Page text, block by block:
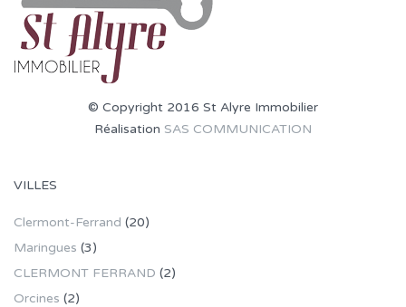
© Copyright 2016 St Alyre Immobilier
Réalisation SAS COMMUNICATION
VILLES
Clermont-Ferrand (20)
Maringues (3)
CLERMONT FERRAND (2)
Orcines (2)